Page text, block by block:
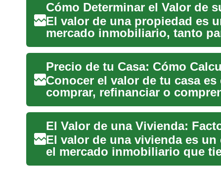
Cómo Determinar el Valor de
El valor de una propiedad es
mercado inmobiliario, tanto
para vendedore...
Precio de tu Casa: Cómo
Conocer el valor de tu casa es
comprar, refinanciar o
qué fact...
El valor de una vivienda es
el mercado inmobiliario que
significativas...